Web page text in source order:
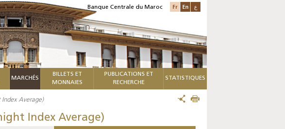
Banque Centrale du Maroc Fr En ع
MARCHÉS
BILLETS ET
MONNAIES
PUBLICATIONS ET
RECHERCHE
STATISTIQUES
Average)
Index Average)